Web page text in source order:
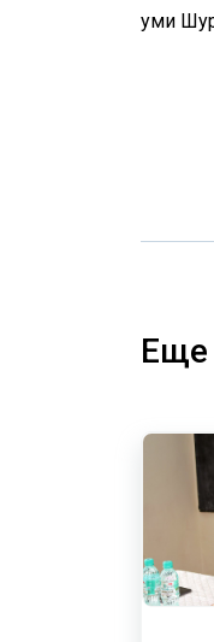
уми
Еще